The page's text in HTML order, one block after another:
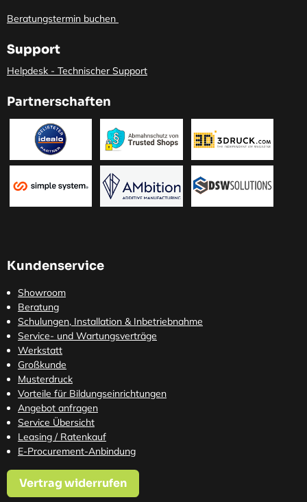
Beratungstermin buchen
Support
Helpdesk - Technischer Support
Partnerschaften
Kundenservice
Showroom
Beratung
Schulungen, Installation & Inbetriebnahme
Service- und Wartungsverträge
Werkstatt
Großkunde
Musterdruck
Vorteile für Bildungseinrichtungen
Angebot anfragen
Service Übersicht
Leasing / Ratenkauf
E-Procurement-Anbindung
Vertrag widerrufen